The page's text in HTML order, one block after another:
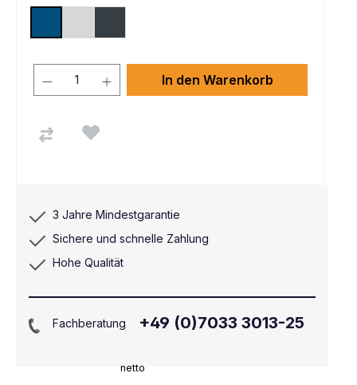
netto
In den Warenkorb
3 Jahre Mindestgarantie
Sichere und schnelle Zahlung
Hohe Qualität
Fachberatung +49 (0)7033 3013-25